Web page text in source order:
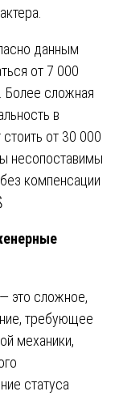
данным
от 7 000
Более сложная
в
от 30 000
несопоставимы
компенсации
это сложное,
требующее
механики,
статуса